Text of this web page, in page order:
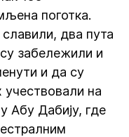
поготка.
два пута
забележили и
и да су
на
Абу Дабију, где